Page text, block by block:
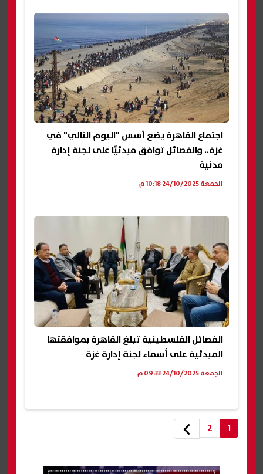
اجتماع القاهرة يضع أسس "اليوم التالي" في
غزة.. والفصائل توافق مبدئيًا على لجنة إدارة
مدنية
الجمعة 24/10/2025 10:18 م
الفصائل الفلسطينية تبلغ القاهرة بموافقتها
المبدئية على أسماء لجنة إدارة غزة
الجمعة 24/10/2025 09:33 م
1
2